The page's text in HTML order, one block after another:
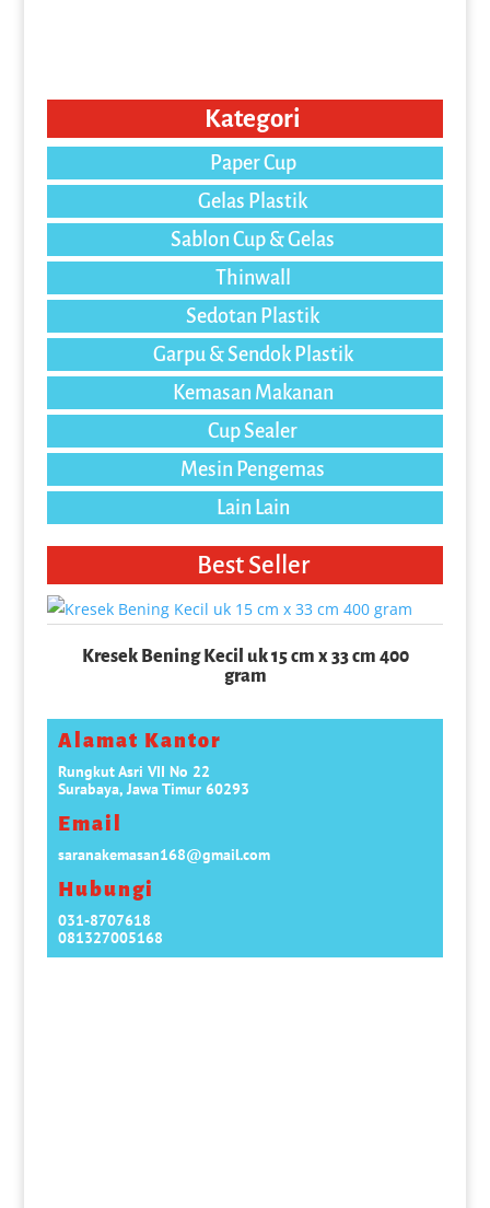
Kategori
Paper Cup
Gelas Plastik
Sablon Cup & Gelas
Thinwall
Sedotan Plastik
Garpu & Sendok Plastik
Kemasan Makanan
Cup Sealer
Mesin Pengemas
Lain Lain
Best Seller
Kresek Bening Kecil uk 15 cm x 33 cm 400
gram
Alamat Kantor
Rungkut Asri VII No 22
Surabaya, Jawa Timur 60293
Email
saranakemasan168@gmail.com
Hubungi
031-8707618
081327005168